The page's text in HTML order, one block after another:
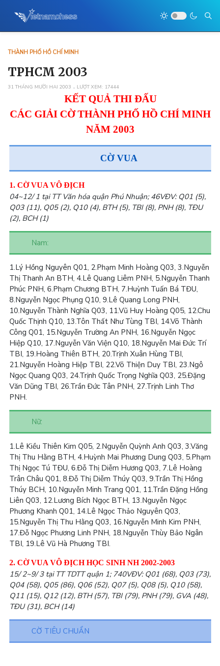
THÀNH PHỐ HỒ CHÍ MINH
TPHCM 2003
31 THÁNG MƯỜI HAI 2003 LƯỢT XEM: 17444
KẾT QUẢ THI ÐẤU
CÁC GIẢI CỜ THÀNH PHỐ HỒ CHÍ MINH
NĂM 2003
CỜ VUA
1. CỜ VUA VÔ ĐỊCH
04~12/ 1 tại TT Văn hóa quận Phú Nhuận; 46VĐV: Q01 (5),
Q03 (11), Q05 (2), Q10 (4), BTH (5), TBI (8), PNH (8), TĐU
(2), BCH (1)
Nam:
1.Lý Hồng Nguyên Q01, 2.Phạm Minh Hoàng Q03, 3.Nguyễn
Thị Thanh An BTH, 4.Lê Quang Liêm PNH, 5.Nguyễn Thanh
Phúc PNH, 6.Phạm Chương BTH, 7.Huỳnh Tuấn Bá TĐU,
8.Nguyễn Ngọc Phụng Q10, 9.Lê Quang Long PNH,
10.Nguyễn Thành Nghĩa Q03, 11.Vũ Huy Hoàng Q05, 12.Chu
Quốc Thịnh Q10, 13.Tôn Thất Như Tùng TBI, 14.Võ Thành
Công Q01, 15.Nguyễn Trường An PNH, 16.Nguyễn Ngọc
Hiệp Q10, 17.Nguyễn Văn Viện Q10, 18.Nguyễn Mai Đức Trí
TBI, 19.Hoàng Thiên BTH, 20.Trịnh Xuân Hùng TBI,
21.Nguyễn Hoàng Hiệp TBI, 22.Võ Thiện Duy TBI, 23.Ngô
Ngọc Quang Q03, 24.Trịnh Quốc Trọng Nghĩa Q03, 25.Đặng
Văn Dũng TBI, 26.Trần Đức Tân PNH, 27.Trịnh Linh Thơ
PNH.
Nữ:
1.Lê Kiều Thiên Kim Q05, 2.Nguyễn Quỳnh Anh Q03, 3.Văng
Thị Thu Hằng BTH, 4.Huỳnh Mai Phương Dung Q03, 5.Phạm
Thị Ngọc Tú TĐU, 6.Đỗ Thị Diễm Hương Q03, 7.Lê Hoàng
Trân Châu Q01, 8.Đỗ Thị Diễm Thúy Q03, 9.Trần Thị Hồng
Thúy BCH, 10.Nguyễn Minh Trang Q01, 11.Trần Đặng Hồng
Liên Q03, 12.Lương Bích Ngọc BTH, 13.Nguyễn Ngọc
Phương Khanh Q01, 14.Lê Ngọc Thảo Nguyên Q03,
15.Nguyễn Thị Thu Hằng Q03, 16.Nguyễn Minh Kim PNH,
17.Đỗ Ngọc Phương Linh PNH, 18.Nguyễn Thùy Bảo Ngân
TBI, 19.Lê Vũ Hà Phương TBI.
2. CỜ VUA VÔ ĐỊCH HỌC SINH NH 2002-2003
15/ 2~9/ 3 tại TT TDTT quận 1; 740VĐV: Q01 (68), Q03 (73),
Q04 (58), Q05 (86), Q06 (52), Q07 (5), Q08 (5), Q10 (58),
Q11 (15), Q12 (12), BTH (57), TBI (79), PNH (79), GVA (48),
TĐU (31), BCH (14)
CỜ TIÊU CHUẨN